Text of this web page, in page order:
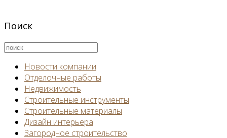
Поиск
Новости компании
Отделочные работы
Недвижимость
Строительные инструменты
Строительные материалы
Дизайн интерьера
Загородное строительство